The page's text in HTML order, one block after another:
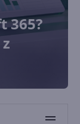
365?